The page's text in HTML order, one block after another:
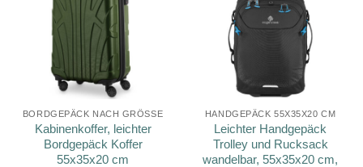
BORDGEPÄCK NACH GRÖSSE
Kabinenkoffer, leichter
Bordgepäck Koffer
55x35x20 cm
HANDGEPÄCK 55X35X20 CM
Leichter Handgepäck
Trolley und Rucksack
wandelbar, 55x35x20 cm,